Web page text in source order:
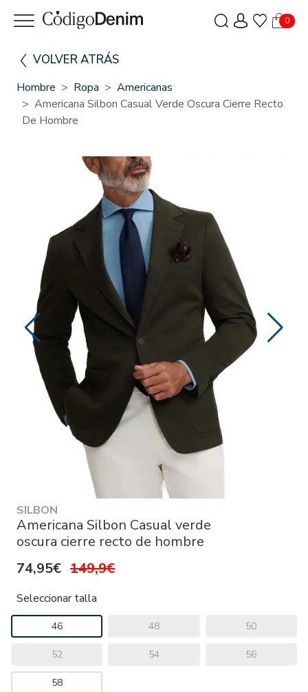
0
VOLVER ATRÁS
Hombre Ropa
Americanas
Americana Silbon Casual Verde Oscura Cierre Recto
De Hombre
SILBON
Americana Silbon Casual verde
oscura cierre recto de hombre
74,95€ 149,9€
Seleccionar talla
46 48 50
52 54 56
58